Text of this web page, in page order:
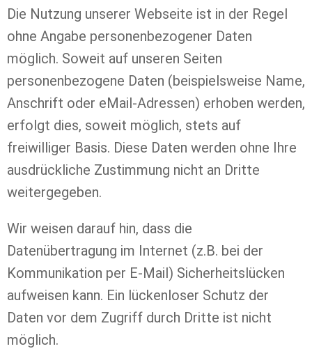
Die Nutzung unserer Webseite ist in der Regel
ohne Angabe personenbezogener Daten
möglich. Soweit auf unseren Seiten
personenbezogene Daten (beispielsweise Name,
Anschrift oder eMail-Adressen) erhoben werden,
erfolgt dies, soweit möglich, stets auf
freiwilliger Basis. Diese Daten werden ohne Ihre
ausdrückliche Zustimmung nicht an Dritte
weitergegeben.
Wir weisen darauf hin, dass die
Datenübertragung im Internet (z.B. bei der
Kommunikation per E-Mail) Sicherheitslücken
aufweisen kann. Ein lückenloser Schutz der
Daten vor dem Zugriff durch Dritte ist nicht
möglich.